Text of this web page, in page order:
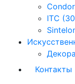
ITC
Контакты